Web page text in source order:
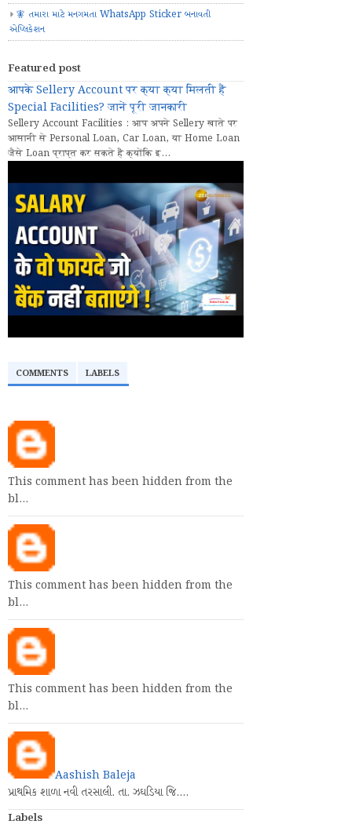
🧚 તમારા માટે મનગમતા WhatsApp Sticker બનાવતી
એપ્લિકેશન
Featured post
आपके Sellery Account पर क्या क्या मिलती हैं
Special Facilities? जानें पूरी जानकारी
Sellery Account Facilities : आप अपने Sellery खाते पर
आसानी से Personal Loan, Car Loan, या Home Loan
जैसे Loan प्राप्त कर सकते हैं क्योंकि इ...
COMMENTS LABELS
This comment has been hidden from the
bl…
This comment has been hidden from the
bl…
This comment has been hidden from the
bl…
Aashish Baleja
પ્રાથમિક શાળા નવી તરસાલી. તા. ઝઘડિયા જિ.…
Labels